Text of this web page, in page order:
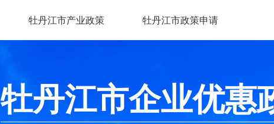
牡丹江市产业政策 牡丹江市政策申请
牡丹江市企业优惠